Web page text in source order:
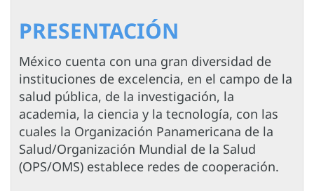
PRESENTACIÓN
México cuenta con una gran diversidad de
instituciones de excelencia, en el campo de la
salud pública, de la investigación, la
academia, la ciencia y la tecnología, con las
cuales la Organización Panamericana de la
Salud/Organización Mundial de la Salud
(OPS/OMS) establece redes de cooperación.